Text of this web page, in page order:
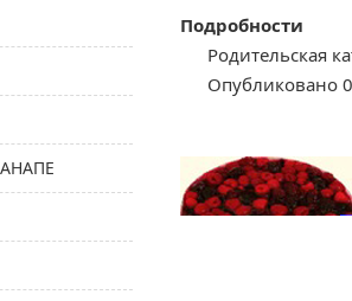
Подробности
Родительская
Опубликовано